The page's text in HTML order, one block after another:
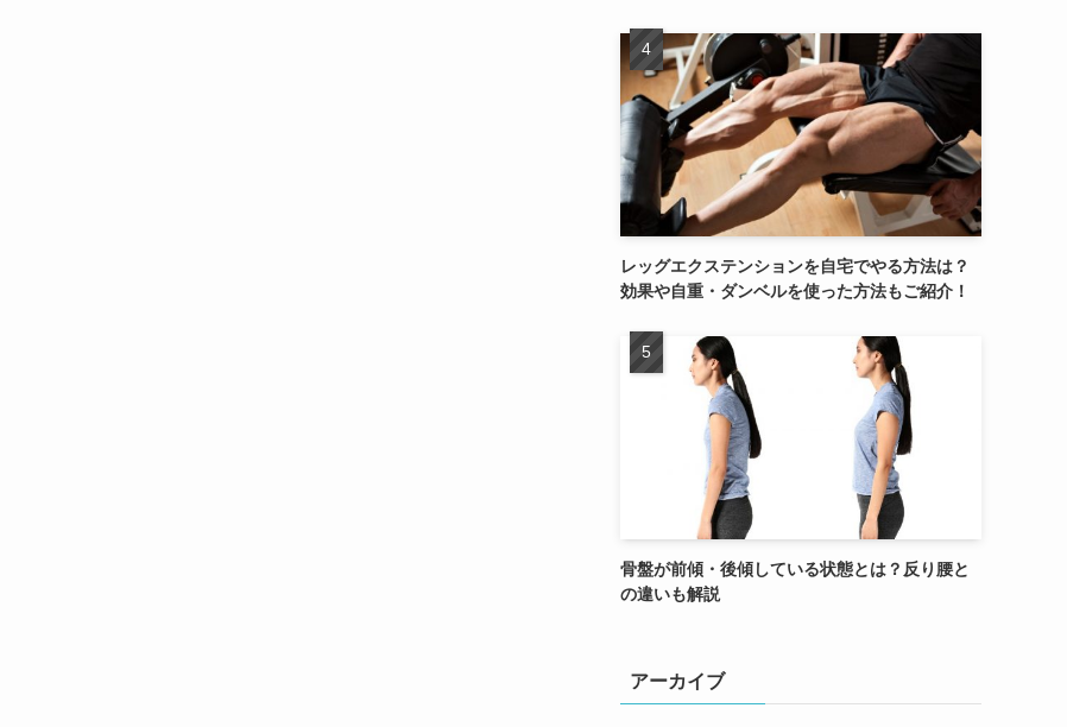
レッグエクステンションを自宅でやる方法は？
効果や自重・ダンベルを使った方法もご紹介！
骨盤が前傾・後傾している状態とは？反り腰と
の違いも解説
アーカイブ